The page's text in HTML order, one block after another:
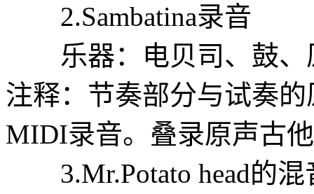
2.Sambatina录音
乐器：电贝司、鼓、
注释：节奏部分与试奏
MIDI录音。叠录原声古
3.Mr.Potato head的混